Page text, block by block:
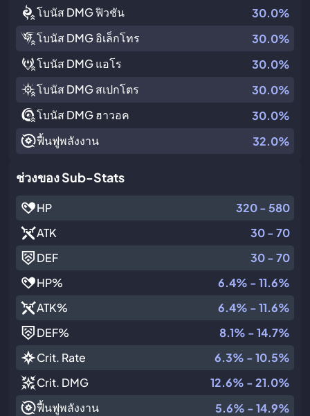
โบนัส DMG ฟิวชัน
30.0%
โบนัส DMG อิเล็กโทร
30.0%
โบนัส DMG แอโร
30.0%
โบนัส DMG สเปกโตร
30.0%
โบนัส DMG ฮาวอค
30.0%
ฟื้นฟูพลังงาน
32.0%
ช่วงของ Sub-Stats
HP
320 - 580
ATK
30 - 70
DEF
30 - 70
HP%
6.4% - 11.6%
ATK%
6.4% - 11.6%
DEF%
8.1% - 14.7%
Crit. Rate
6.3% - 10.5%
Crit. DMG
12.6% - 21.0%
ฟื้นฟูพลังงาน
5.6% - 14.9%